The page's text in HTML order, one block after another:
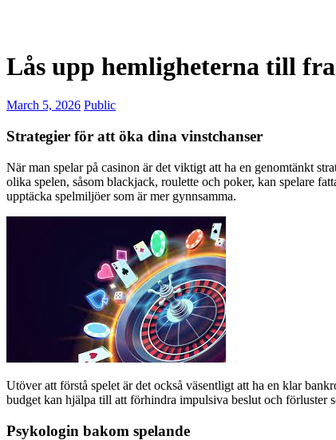
Lås upp hemligheterna till
March 5, 2026 Public
Strategier för att öka dina vinstchanser
När man spelar på casinon är det viktigt att ha en genomtänkt
olika spelen, såsom blackjack, roulette och poker, kan spelare
upptäcka spelmiljöer som är mer gynnsamma.
Utöver att förstå spelet är det också väsentligt att ha en klar
budget kan hjälpa till att förhindra impulsiva beslut och förluster
Psykologin bakom spelande